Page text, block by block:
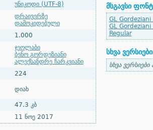
უნიკოდი (UTF-8)
დრაივერზე
დამოკიდებული
1.000
ჯეოლაბი
ბენო გორდეზიანი
ალექსანდრე ჩარკვიანი
224
დიახ
47.3 კბ
11 ნოე 2017
მსგავსი
GL Gordeziani
GL
Regular
სხვა ვერსიები
სხვა